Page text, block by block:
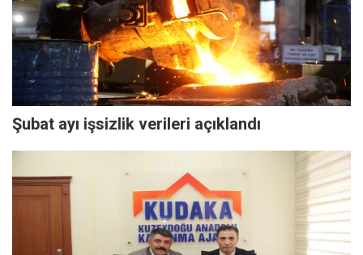
Şubat ayı işsizlik verileri açıklandı